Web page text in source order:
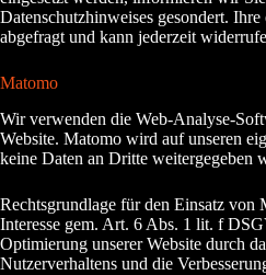
Datenschutzhinweises gesondert.
abgefragt und kann jederzeit
Matomo
Wir verwenden die Web-Analyse-
Website. Matomo wird auf unseren
keine Daten an Dritte weitergegeben
Rechtsgrundlage für den Einsatz von
Interesse gem. Art. 6 Abs. 1 lit. f
Optimierung unserer Website durch
Nutzerverhaltens und die